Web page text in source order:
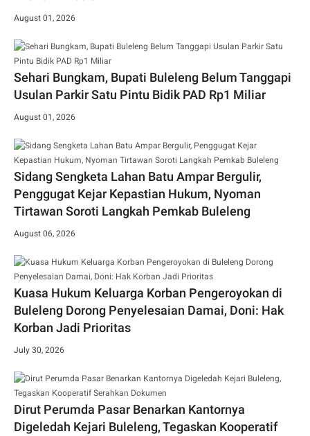
August 01, 2026
Sehari Bungkam, Bupati Buleleng Belum Tanggapi
Usulan Parkir Satu Pintu Bidik PAD Rp1 Miliar
August 01, 2026
Sidang Sengketa Lahan Batu Ampar Bergulir,
Penggugat Kejar Kepastian Hukum, Nyoman
Tirtawan Soroti Langkah Pemkab Buleleng
August 06, 2026
Kuasa Hukum Keluarga Korban Pengeroyokan di
Buleleng Dorong Penyelesaian Damai, Doni: Hak
Korban Jadi Prioritas
July 30, 2026
Dirut Perumda Pasar Benarkan Kantornya
Digeledah Kejari Buleleng, Tegaskan Kooperatif